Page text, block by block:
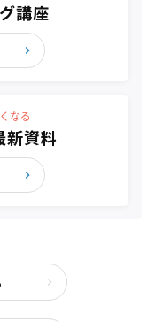
講座
なる
資料